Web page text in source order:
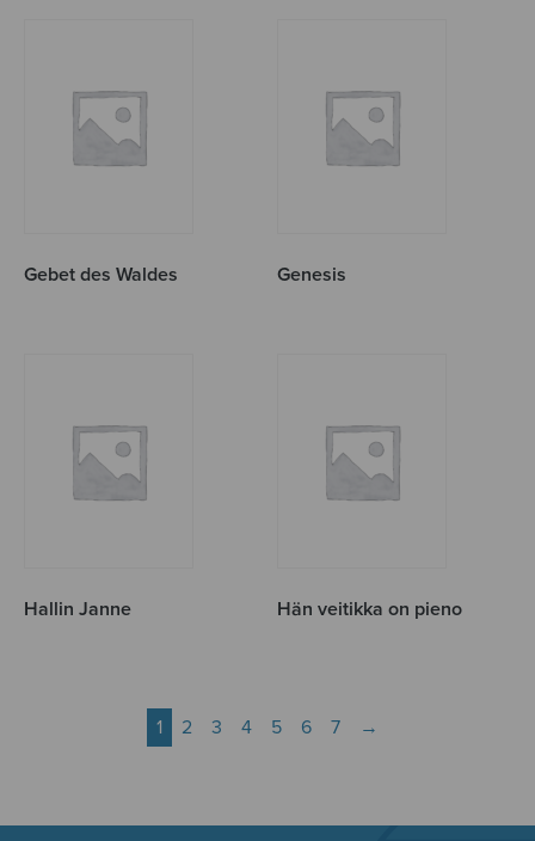
Gebet des Waldes Genesis
Hallin Janne Hän veitikka on pieno
1 2 3 4 5 6 7 →